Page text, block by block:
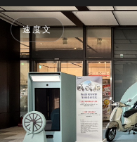
速度文